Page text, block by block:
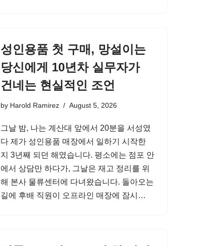
성인용품 첫 구매, 망설이는
당신에게 10년차 실무자가
건네는 현실적인 조언
by Harold Ramirez August 5, 2026
그날 밤, 나는 계산대 앞에서 20분을 서성였
다 제가 성인용품 매장에서 일하기 시작한
지 3년째 되던 해였습니다. 평소에는 점포 안
에서 상담만 하다가, 그날은 재고 정리를 위
해 본사 물류센터에 다녀왔습니다. 돌아오는
길에 후배 직원이 오프라인 매장에 잠시…